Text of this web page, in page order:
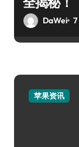
DaWei
苹果资讯